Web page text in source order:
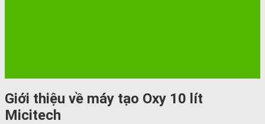
Giới thiệu về máy tạo Oxy 10 lít
Micitech